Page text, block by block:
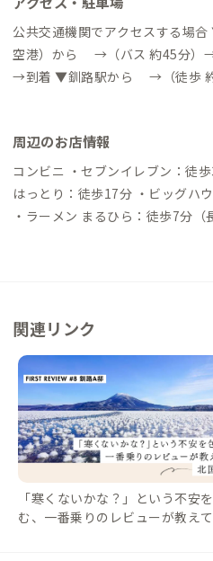
公共交通機関でアクセスする場
空港）から →（バス 約45分）→
→到着 ▼釧路駅から →（徒歩
スする場合 ▼たんちょう釧路
道 約30分）→到着 ▼釧路駅か
周辺のお店情報
コンビニ ・セブンイレブン：徒歩3分 スーパー ・ミニス
はっとり：徒歩17分 ・ビッグハウス
・ラーメン まるひら：徒歩7分
徒歩8分（フィシャーマンズワ
関連リンク
「寒くないかな？」という不安
む、一番乗りのレビューが教え